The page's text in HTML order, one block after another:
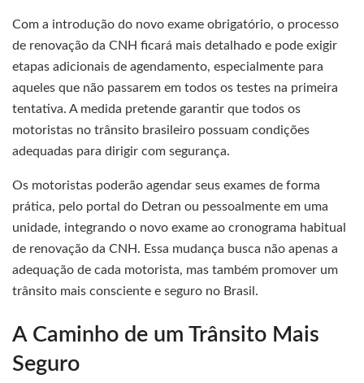
Com a introdução do novo exame obrigatório, o processo
de renovação da CNH ficará mais detalhado e pode exigir
etapas adicionais de agendamento, especialmente para
aqueles que não passarem em todos os testes na primeira
tentativa. A medida pretende garantir que todos os
motoristas no trânsito brasileiro possuam condições
adequadas para dirigir com segurança.
Os motoristas poderão agendar seus exames de forma
prática, pelo portal do Detran ou pessoalmente em uma
unidade, integrando o novo exame ao cronograma habitual
de renovação da CNH. Essa mudança busca não apenas a
adequação de cada motorista, mas também promover um
trânsito mais consciente e seguro no Brasil.
A Caminho de um Trânsito Mais
Seguro